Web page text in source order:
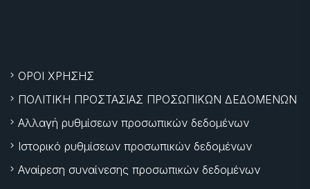
ΟΡΟΙ ΧΡΗΣΗΣ
ΠΟΛΙΤΙΚΗ ΠΡΟΣΤΑΣΙΑΣ ΠΡΟΣΩΠΙΚΩΝ ΔΕΔΟΜΕΝΩΝ
Αλλαγή ρυθμίσεων προσωπικών δεδομένων
Ιστορικό ρυθμίσεων προσωπικών δεδομένων
Αναίρεση συναίνεσης προσωπικών δεδομένων